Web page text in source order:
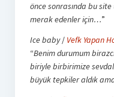
önce sonrasında bu
merak edenler için…”
Ice baby/ Vefk Yapan
“Benim durumum
biriyle birbirimize
büyük tepkiler aldık